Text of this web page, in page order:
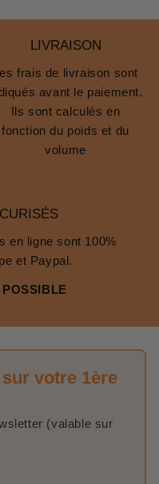
LIVRAISON
frais de livraison sont
avant le paiement.
Ils sont calculés en
fonction du poids et du
volume
en ligne sont 100%
et Paypal.
votre 1ère
(valable sur